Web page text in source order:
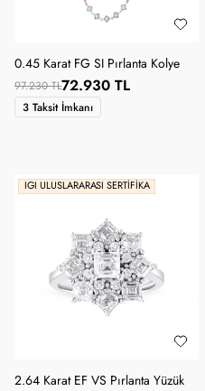
0.45 Karat FG SI Pırlanta Kolye
97.230 TL72.930 TL
3 Taksit İmkanı
IGI ULUSLARARASI SERTIFIKA
2.64 Karat EF VS Pırlanta Yüzük